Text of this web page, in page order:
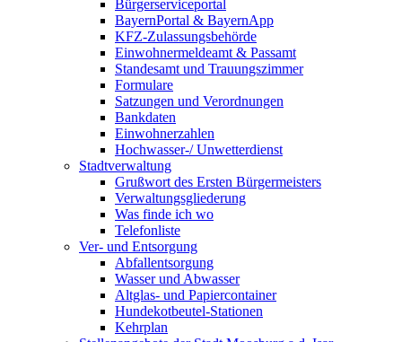
Bürgerserviceportal
BayernPortal & BayernApp
KFZ-Zulassungsbehörde
Einwohnermeldeamt & Passamt
Standesamt und Trauungszimmer
Formulare
Satzungen und Verordnungen
Bankdaten
Einwohnerzahlen
Hochwasser-/ Unwetterdienst
Stadtverwaltung
Grußwort des Ersten Bürgermeisters
Verwaltungsgliederung
Was finde ich wo
Telefonliste
Ver- und Entsorgung
Abfallentsorgung
Wasser und Abwasser
Altglas- und Papiercontainer
Hundekotbeutel-Stationen
Kehrplan